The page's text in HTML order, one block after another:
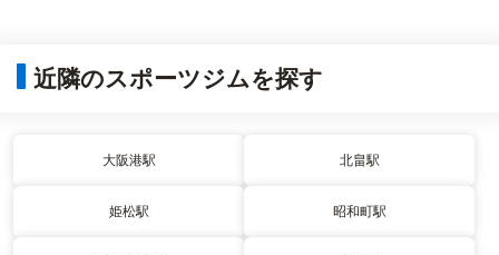
近隣のスポーツジムを探す
大阪港駅 北畠駅
姫松駅 昭和町駅